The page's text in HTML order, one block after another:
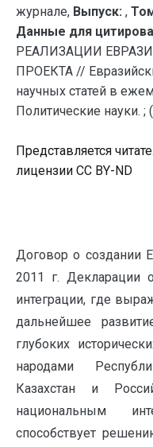
журнале, Выпуск: ,
Данные для
РЕАЛИЗАЦИИ
ПРОЕКТА //
научных статей в
Политические науки. ;
Представляется
лицензии CC BY-ND
Договор о создании
2011 г. Декларации
интеграции, где
дальнейшее
глубоких
народами
Казахстан и
национальным
способствует